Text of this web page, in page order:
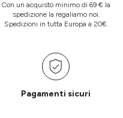
Con un acquisto minimo di 69 € la
spedizione la regaliamo noi.
Spedizioni in tutta Europa a 20€.
Pagamenti sicuri